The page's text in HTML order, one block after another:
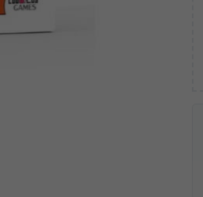
сайт?
limbii.
сделать в